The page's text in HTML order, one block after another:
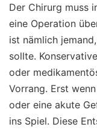
Der Chirurg muss
eine Operation
ist nämlich
sollte.
oder
Vorrang. Erst
oder eine akute
ins Spiel. Diese